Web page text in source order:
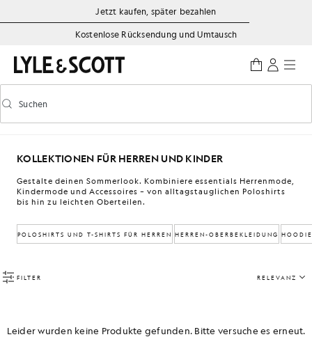
Zum Hauptinhalt springen
Informationen zur Barrierefreiheit
Jetzt kaufen, später bezahlen
Kostenlose Rücksendung und Umtausch
Vorausschauende Suche ein-/ausschalten
Suchen
KOLLEKTIONEN FÜR HERREN UND KINDER
Gestalte deinen Sommerlook. Kombiniere essentials Herrenmode,
Kindermode und Accessoires – von alltagstauglichen Poloshirts
bis hin zu leichten Oberteilen.
POLOSHIRTS UND T-SHIRTS FÜR HERREN HERREN-OBERBEKLEIDUNG
FILTER RELEVANZ
Leider wurden keine Produkte gefunden. Bitte versuche es erneut.